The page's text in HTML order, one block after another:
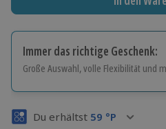
Immer das richtige Geschenk:
Große Auswahl, volle Flexibilität und
Volle Flexibilität
Du erhältst 59 °P